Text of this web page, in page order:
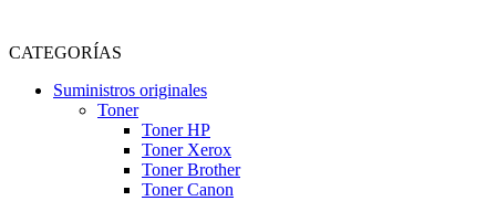
CATEGORÍAS
Suministros originales
Toner
Toner HP
Toner Xerox
Toner Brother
Toner Canon